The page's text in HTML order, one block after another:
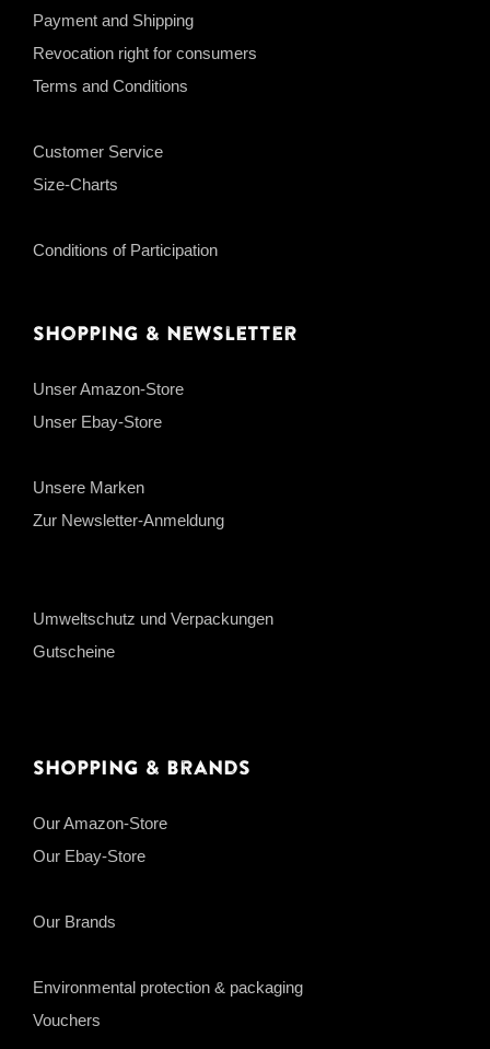
Payment and Shipping
Revocation right for consumers
Terms and Conditions
Customer Service
Size-Charts
Conditions of Participation
Shopping & Newsletter
Unser Amazon-Store
Unser Ebay-Store
Unsere Marken
Zur Newsletter-Anmeldung
Umweltschutz und Verpackungen
Gutscheine
Shopping & Brands
Our Amazon-Store
Our Ebay-Store
Our Brands
Environmental protection & packaging
Vouchers